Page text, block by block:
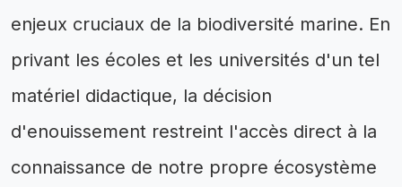
enjeux cruciaux de la biodiversité marine. En
privant les écoles et les universités d'un tel
matériel didactique, la décision
d'enouissement restreint l'accès direct à la
connaissance de notre propre écosystème